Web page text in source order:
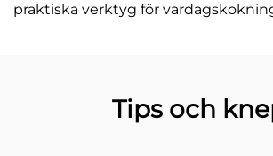
praktiska verktyg för
Tips och